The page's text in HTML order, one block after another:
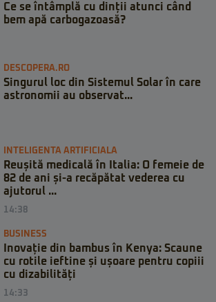
Ce se întâmplă cu dinții atunci când
bem apă carbogazoasă?
DESCOPERA.RO
Singurul loc din Sistemul Solar în care
astronomii au observat...
INTELIGENTA ARTIFICIALA
Reușită medicală în Italia: O femeie de
82 de ani și-a recăpătat vederea cu
ajutorul ...
14:38
BUSINESS
Inovație din bambus în Kenya: Scaune
cu rotile ieftine și ușoare pentru copiii
cu dizabilități
14:33